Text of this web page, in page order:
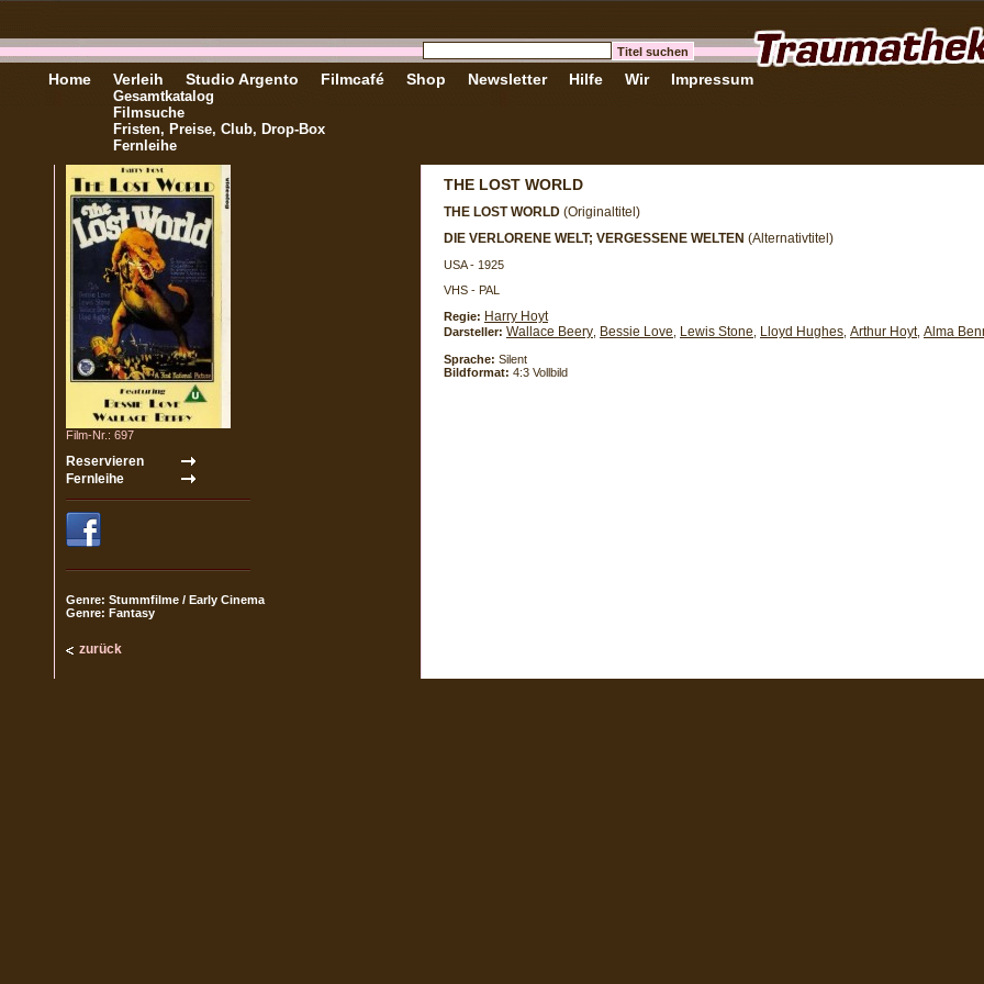
Home Verleih
Gesamtkatalog
Filmsuche
Fristen, Preise, Club, Drop-Box
Fernleihe
Studio Argento Filmcafé Shop Newsletter Hilfe Wir Impressum
Film-Nr.: 697
Genre: Stummfilme / Early Cinema
Genre: Fantasy
zurück
THE LOST WORLD
THE LOST WORLD (Originaltitel)
DIE VERLORENE WELT; VERGESSENE WELTEN (Alternativtitel)
USA - 1925
VHS - PAL
Regie: Harry Hoyt
Darsteller: Wallace Beery Bessie Love Lewis Stone Lloyd Hughes Arthur Hoyt, Alma
Sprache: Silent
Bildformat: 4:3 Vollbild